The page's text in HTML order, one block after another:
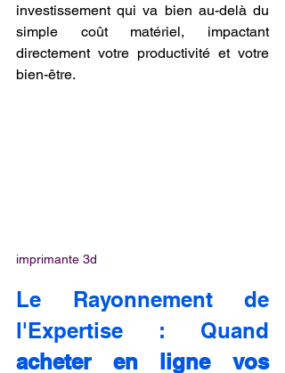
investissement qui va bien au-delà du
simple coût matériel, impactant
directement votre productivité et votre
bien-être.
imprimante 3d
Le Rayonnement de
acheter en ligne vos